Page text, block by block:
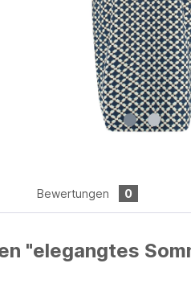
Bewertungen 0
"elegangtes